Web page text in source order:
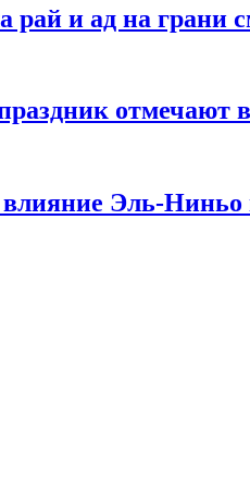
рай и ад на грани
отмечают
Эль-